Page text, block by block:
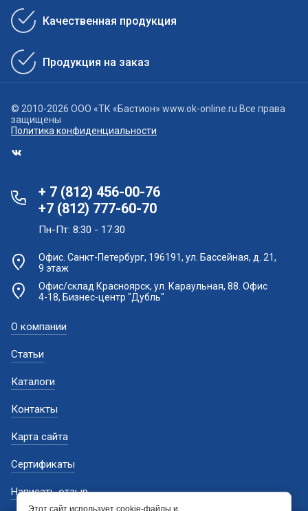
Качественная продукция
Продукция на заказ
© 2010-2026 ООО «ТК «Бастион» www.ok-online.ru Все права
защищены
Политика конфиденциальности
+ 7 (812) 456-00-76
+7 (812) 777-60-70
Пн-Пт: 8:30 - 17:30
Офис. Санкт-Петербург, 196191, ул. Бассейная, д. 21,
9 этаж
Офис/склад Красноярск, ул. Караульная, 88. Офис
4-18, Бизнес-центр "Дубль"
О компании
Статьи
Каталоги
Контакты
Карта сайта
Сертификаты
Написать отзыв
Этот сайт использует cookie-файлы и